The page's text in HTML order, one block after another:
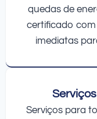
quedas de
certificado
imediatas
Serviços para